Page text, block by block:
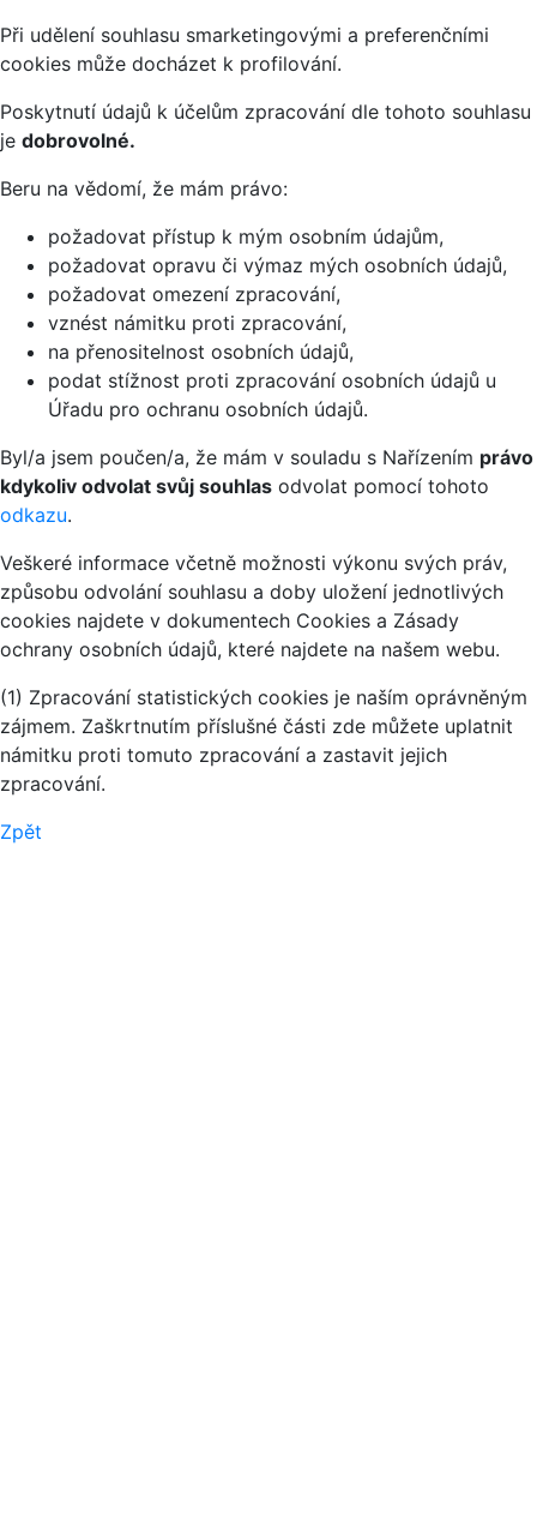
Při udělení souhlasu smarketingovými a preferenčními
cookies může docházet k profilování.
Poskytnutí údajů k účelům zpracování dle tohoto souhlasu
je dobrovolné.
Beru na vědomí, že mám právo:
požadovat přístup k mým osobním údajům,
požadovat opravu či výmaz mých osobních údajů,
požadovat omezení zpracování,
vznést námitku proti zpracování,
na přenositelnost osobních údajů,
podat stížnost proti zpracování osobních údajů u
Úřadu pro ochranu osobních údajů.
Byl/a jsem poučen/a, že mám v souladu s Nařízením právo
kdykoliv odvolat svůj souhlas odvolat pomocí tohoto
odkazu.
Veškeré informace včetně možnosti výkonu svých práv,
způsobu odvolání souhlasu a doby uložení jednotlivých
cookies najdete v dokumentech Cookies a Zásady
ochrany osobních údajů, které najdete na našem webu.
(1) Zpracování statistických cookies je naším oprávněným
zájmem. Zaškrtnutím příslušné části zde můžete uplatnit
námitku proti tomuto zpracování a zastavit jejich
zpracování.
Zpět